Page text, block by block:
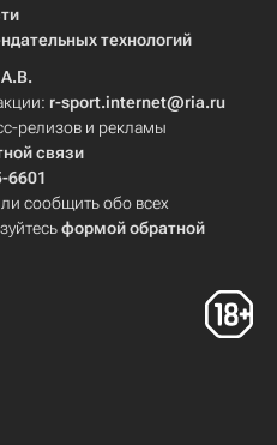
технологий
r-sport.internet@ria.ru
релизов и рекламы
связи
6601
сообщить обо всех
формой обратной